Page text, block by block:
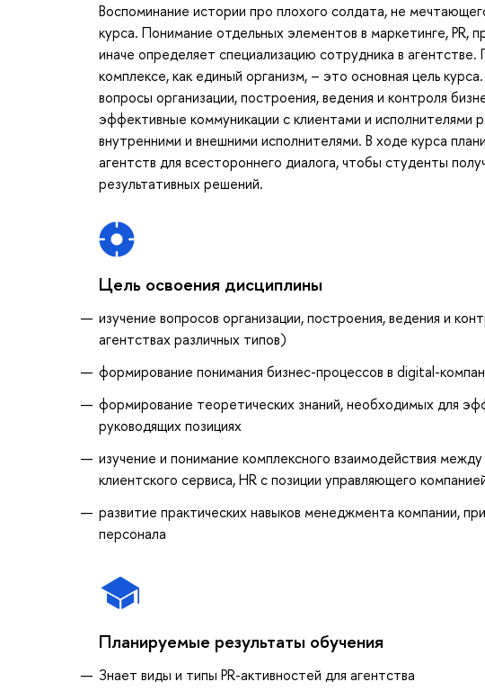
Воспоминание истории про плохого солдата, не
курса. Понимание отдельных элементов в маркетинге, PR,
иначе определяет специализацию сотрудника в
комплексе, как единый организм, – это основная цель
вопросы организации, построения, ведения и контроля
эффективные коммуникации с клиентами и
внутренними и внешними исполнителями. В ходе курса
агентств для всестороннего диалога, чтобы студенты
результативных решений.
Цель освоения дисциплины
изучение вопросов организации, построения, ведения и
агентствах различных типов)
формирование понимания бизнес-процессов в digital-
формирование теоретических знаний, необходимых для
руководящих позициях
изучение и понимание комплексного взаимодействия
клиентского сервиса, HR с позиции управляющего
развитие практических навыков менеджмента компании,
персонала
Планируемые результаты обучения
Знает виды и типы PR-активностей для агентства